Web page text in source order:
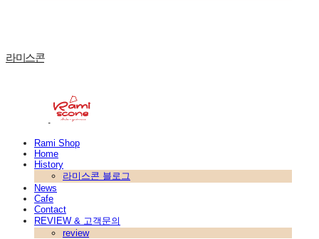
라미스콘
Rami Shop
Home
History
라미스콘 블로그
News
Cafe
Contact
REVIEW & 고객문의
review